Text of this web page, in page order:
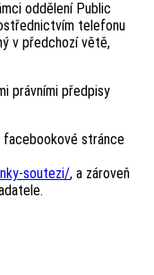
oddělení Public
telefonu
v předchozí větě,
právními předpisy
stránce
soutezi/, a zároveň